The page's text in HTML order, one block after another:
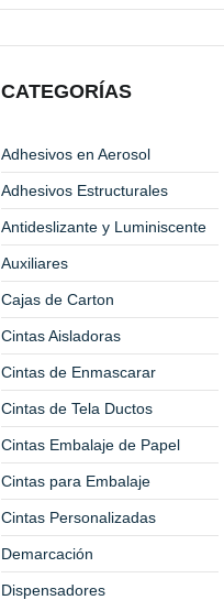
CATEGORÍAS
Adhesivos en Aerosol
Adhesivos Estructurales
Antideslizante y Luminiscente
Auxiliares
Cajas de Carton
Cintas Aisladoras
Cintas de Enmascarar
Cintas de Tela Ductos
Cintas Embalaje de Papel
Cintas para Embalaje
Cintas Personalizadas
Demarcación
Dispensadores